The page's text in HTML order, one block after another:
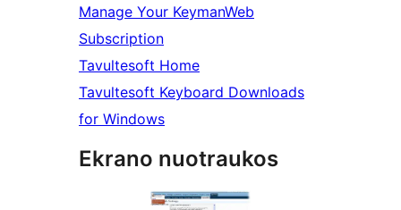
Manage Your KeymanWeb
Subscription
Tavultesoft Home
Tavultesoft Keyboard Downloads
for Windows
Ekrano nuotraukos